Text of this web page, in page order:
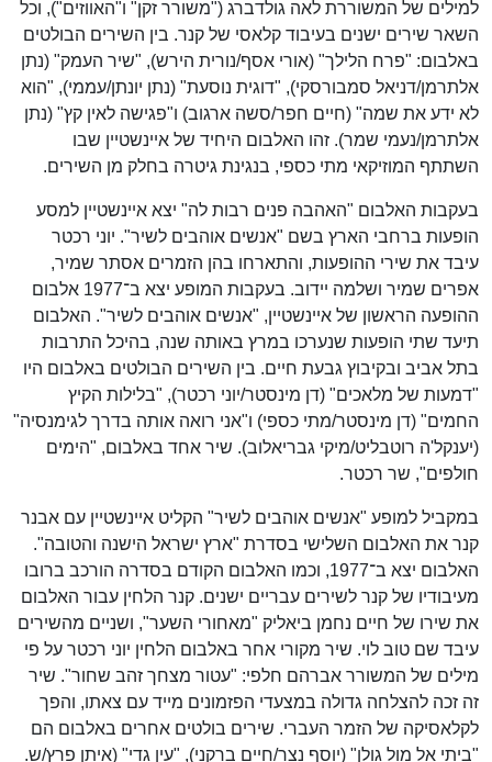
למילים של המשוררת לאה גולדברג ("משורר זקן" ו"האווזים"), וכל
השאר שירים ישנים בעיבוד קלאסי של קנר. בין השירים הבולטים
באלבום: "פרח הלילך" (אורי אסף/נורית הירש), "שיר העמק" (נתן
אלתרמן/דניאל סמבורסקי), "דוגית נוסעת" (נתן יונתן/עממי), "הוא
לא ידע את שמה" (חיים חפר/סשה ארגוב) ו"פגישה לאין קץ" (נתן
אלתרמן/נעמי שמר). זהו האלבום היחיד של איינשטיין שבו
השתתף המוזיקאי מתי כספי, בנגינת גיטרה בחלק מן השירים.
בעקבות האלבום "האהבה פנים רבות לה" יצא איינשטיין למסע
הופעות ברחבי הארץ בשם "אנשים אוהבים לשיר". יוני רכטר
עיבד את שירי ההופעות, והתארחו בהן הזמרים אסתר שמיר,
אפרים שמיר ושלמה יידוב. בעקבות המופע יצא ב־1977 אלבום
ההופעה הראשון של איינשטיין, "אנשים אוהבים לשיר". האלבום
תיעד שתי הופעות שנערכו במרץ באותה שנה, בהיכל התרבות
בתל אביב ובקיבוץ גבעת חיים. בין השירים הבולטים באלבום היו
"דמעות של מלאכים" (דן מינסטר/יוני רכטר), "בלילות הקיץ
החמים" (דן מינסטר/מתי כספי) ו"אני רואה אותה בדרך לגימנסיה"
(יענקל'ה רוטבליט/מיקי גבריאלוב). שיר אחד באלבום, "הימים
חולפים", שר רכטר.
במקביל למופע "אנשים אוהבים לשיר" הקליט איינשטיין עם אבנר
קנר את האלבום השלישי בסדרת "ארץ ישראל הישנה והטובה".
האלבום יצא ב־1977, וכמו האלבום הקודם בסדרה הורכב ברובו
מעיבודיו של קנר לשירים עבריים ישנים. קנר הלחין עבור האלבום
את שירו של חיים נחמן ביאליק "מאחורי השער", ושניים מהשירים
עיבד שם טוב לוי. שיר מקורי אחר באלבום הלחין יוני רכטר על פי
מילים של המשורר אברהם חלפי: "עטור מצחך זהב שחור". שיר
זה זכה להצלחה גדולה במצעדי הפזמונים מייד עם צאתו, והפך
לקלאסיקה של הזמר העברי. שירים בולטים אחרים באלבום הם
"ביתי אל מול גולן" (יוסף נצר/חיים ברקני), "עין גדי" (איתן פרץ/ש.